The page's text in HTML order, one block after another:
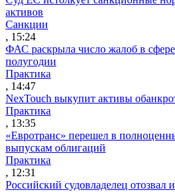
активов
Санкции
, 15:24
ФАС раскрыла число жалоб в
полугодии
Практика
, 14:47
NexTouch выкупит активы
Практика
, 13:35
«Евротранс» перешел в
выпускам облигаций
Практика
, 12:31
Российский судовладелец